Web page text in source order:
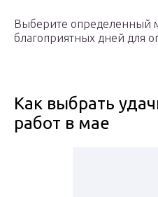
Выберите определенный
благоприятных дней для
Как выбрать
работ в мае